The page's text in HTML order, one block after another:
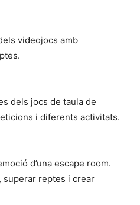
videojocs amb
dels jocs de taula de
i diferents activitats.
d’una escape room.
superar reptes i crear